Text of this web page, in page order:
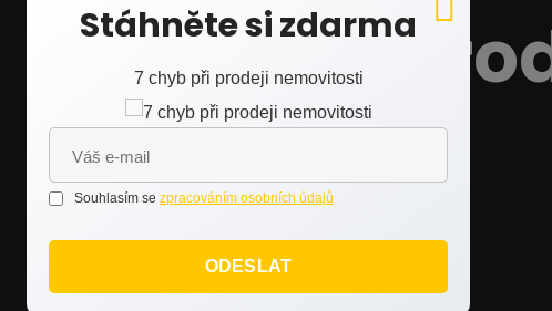
Stáhněte si zdarma
7 chyb při prodeji nemovitosti
Souhlasím se zpracováním osobních údajů
ODESLAT